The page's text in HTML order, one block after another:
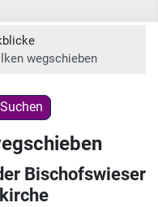
wegschieben
Suchen
Bischofswieser